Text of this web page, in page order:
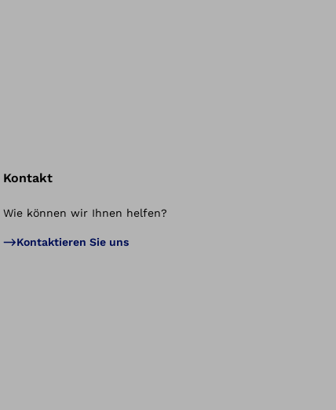
Kontakt
Wie können wir Ihnen helfen?
Kontaktieren Sie uns